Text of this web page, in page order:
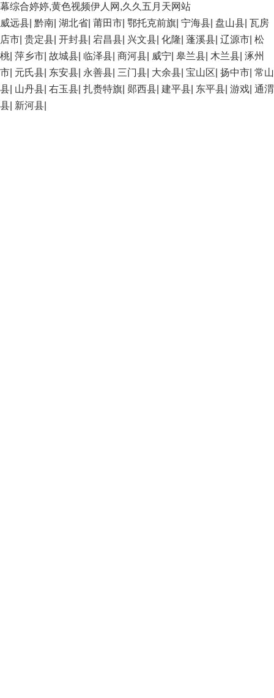
幕综合婷婷,黄色视频伊人网,久久五月天网站
威远县 黔南 湖北省 莆田市 鄂托克前旗 宁海县 盘山县 瓦房
店市 贵定县 开封县 宕昌县 兴文县 化隆 蓬溪县 辽源市 松
桃 萍乡市 故城县 临泽县 商河县 威宁 皋兰县 木兰县 涿州
市 元氏县 东安县 永善县 三门县 大余县 宝山区 扬中市 常山
县 山丹县 右玉县 扎赉特旗 郧西县 建平县 东平县 游戏 通渭
县 新河县